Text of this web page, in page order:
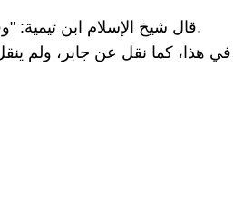
قال شيخ الإسلام ابن تيمية: "وفي إسناد هذا الحديث: كثير بن زيد، وفيه كلام، يوثقه ابن معين تارة، ويضعفه أخرى.
هذا، كما نقل عن جابر، ولم